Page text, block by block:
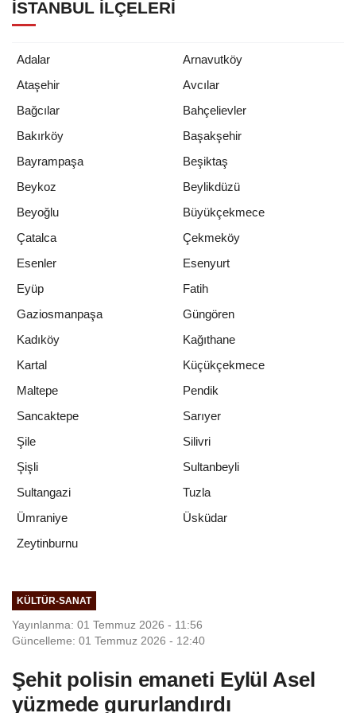
İSTANBUL İLÇELERI
Adalar
Arnavutköy
Ataşehir
Avcılar
Bağcılar
Bahçelievler
Bakırköy
Başakşehir
Bayrampaşa
Beşiktaş
Beykoz
Beylikdüzü
Beyoğlu
Büyükçekmece
Çatalca
Çekmeköy
Esenler
Esenyurt
Eyüp
Fatih
Gaziosmanpaşa
Güngören
Kadıköy
Kağıthane
Kartal
Küçükçekmece
Maltepe
Pendik
Sancaktepe
Sarıyer
Şile
Silivri
Şişli
Sultanbeyli
Sultangazi
Tuzla
Ümraniye
Üsküdar
Zeytinburnu
KÜLTÜR-SANAT
Yayınlanma: 01 Temmuz 2026 - 11:56
Güncelleme: 01 Temmuz 2026 - 12:40
Şehit polisin emaneti Eylül Asel
yüzmede gururlandırdı